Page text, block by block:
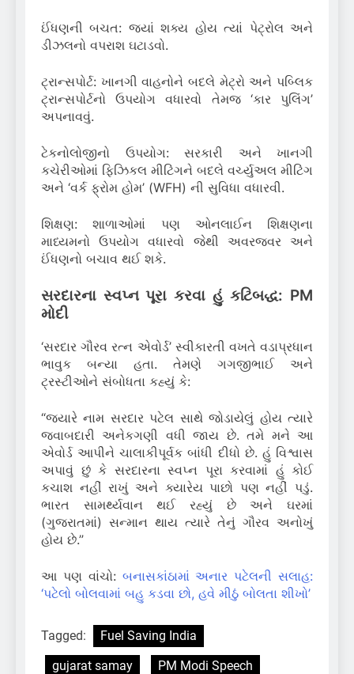
ઈંધણની બચત: જ્યાં શક્ય હોય ત્યાં પેટ્રોલ અને
ડીઝલનો વપરાશ ઘટાડવો.
ટ્રાન્સપોર્ટ: ખાનગી વાહનોને બદલે મેટ્રો અને પબ્લિક
ટ્રાન્સપોર્ટનો ઉપયોગ વધારવો તેમજ ‘કાર પુલિંગ’
અપનાવવું.
ટેકનોલોજીનો ઉપયોગ: સરકારી અને ખાનગી
કચેરીઓમાં ફિઝિકલ મીટિંગને બદલે વર્ચ્યુઅલ મીટિંગ
અને ‘વર્ક ફ્રોમ હોમ’ (WFH) ની સુવિધા વધારવી.
શિક્ષણ: શાળાઓમાં પણ ઓનલાઈન શિક્ષણના
માધ્યમનો ઉપયોગ વધારવો જેથી અવરજવર અને
ઈંધણનો બચાવ થઈ શકે.
સરદારના સ્વપ્ન પૂરા કરવા હું કટિબદ્ધ: PM
મોદી
‘સરદાર ગૌરવ રત્ન એવોર્ડ’ સ્વીકારતી વખતે વડાપ્રધાન
ભાવુક બન્યા હતા. તેમણે ગગજીભાઈ અને
ટ્રસ્ટીઓને સંબોધતા કહ્યું કે:
“જ્યારે નામ સરદાર પટેલ સાથે જોડાયેલું હોય ત્યારે
જવાબદારી અનેકગણી વધી જાય છે. તમે મને આ
એવોર્ડ આપીને ચાલાકીપૂર્વક બાંધી દીધો છે. હું વિશ્વાસ
અપાવું છું કે સરદારના સ્વપ્ન પૂરા કરવામાં હું કોઈ
કચાશ નહીં રાખું અને ક્યારેય પાછો પણ નહીં પડું.
ભારત સામર્થ્યવાન થઈ રહ્યું છે અને ઘરમાં
(ગુજરાતમાં) સન્માન થાય ત્યારે તેનું ગૌરવ અનોખું
હોય છે.”
આ પણ વાંચો: બનાસકાંઠામાં અનાર પટેલની સલાહ:
‘પટેલો બોલવામાં બહુ કડવા છો, હવે મીઠું બોલતા શીખો’
Tagged:
Fuel Saving India
gujarat samay
PM Modi Speech